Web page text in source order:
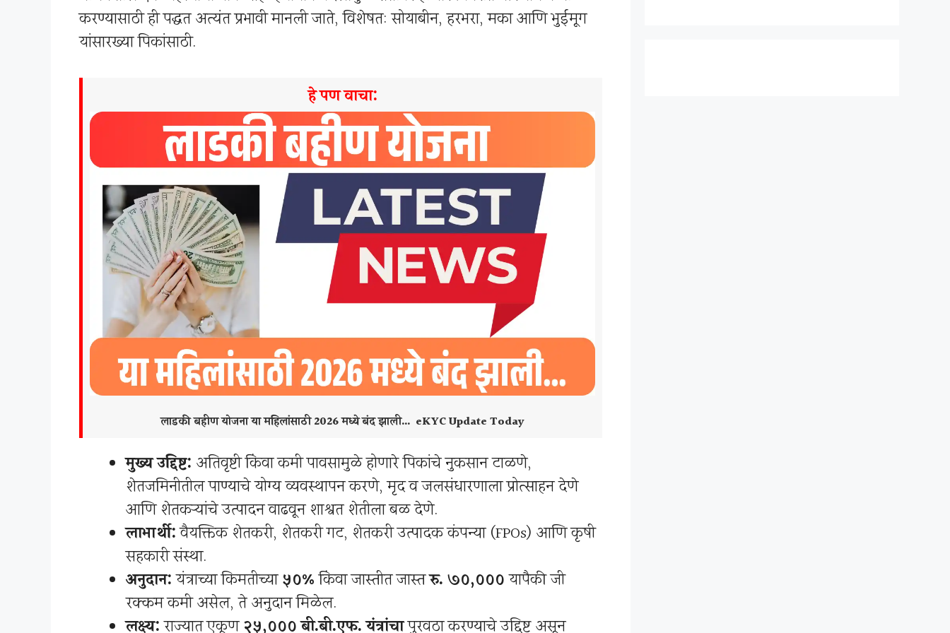
करण्यासाठी ही पद्धत अत्यंत प्रभावी मानली जाते, विशेषत: सोयाबीन, हरभरा, मका आणि भुईमूग
यांसारख्या पिकांसाठी.
हे पण वाचा:
लाडकी बहीण योजना या महिलांसाठी 2026 मध्ये बंद झाली… eKYC Update Today
मुख्य उद्दिष्ट: अतिवृष्टी किंवा कमी पावसामुळे होणारे पिकांचे नुकसान टाळणे,
शेतजमिनीतील पाण्याचे योग्य व्यवस्थापन करणे, मृद व जलसंधारणाला प्रोत्साहन देणे
आणि शेतकऱ्यांचे उत्पादन वाढवून शाश्वत शेतीला बळ देणे.
लाभार्थी:वैयक्तिक शेतकरी, शेतकरी गट, शेतकरी उत्पादक कंपन्या (FPOs) आणि कृषी
सहकारी संस्था.
अनुदान:यंत्राच्या किमतीच्या५०%किंवा जास्तीत जास्तरु. ७०,०००यापैकी जी
रक्कम कमी असेल, ते अनुदान मिळेल.
लक्ष्य:राज्यात एकूण२५,००० बी.बी.एफ. यंत्रांचापुरवठा करण्याचे उद्दिष्ट असून